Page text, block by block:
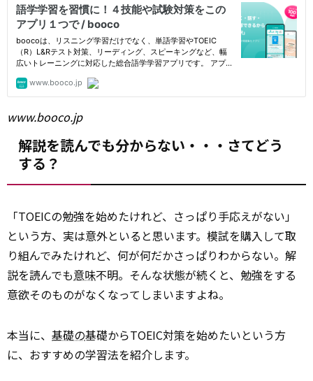
www.booco.jp
解説を読んでも分からない・・・さてどう
する？
「TOEICの勉強を始めたけれど、さっぱり手応えがない」
という方、実は意外といると思います。模試を購入して取
り組んでみたけれど、何が何だかさっぱりわからない。解
説を読んでも意味不明。そんな状態が続くと、勉強をする
意欲そのものがなくなってしまいますよね。
本当に、 基礎の基礎からTOEIC対策を始めたいという方
に、おすすめの学習法を紹介します。